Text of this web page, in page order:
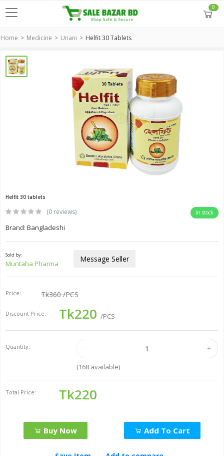
0
Home Medicine Unani Helfit 30 Tablets
Helfit 30 tablets
(0 reviews) In stock
Brand: Bangladeshi
Sold by:
Muntaha Pharma Message Seller
Price: Tk360/PCS
Discount Price: Tk220 /PCS
Quantity:
(168available)
Total Price: Tk220
Buy Now Add To Cart